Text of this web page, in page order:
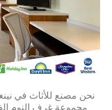
نحن مصنع للأثاث في
مجموعة غرف النوم